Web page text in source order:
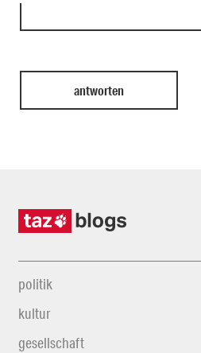
politik
kultur
gesellschaft